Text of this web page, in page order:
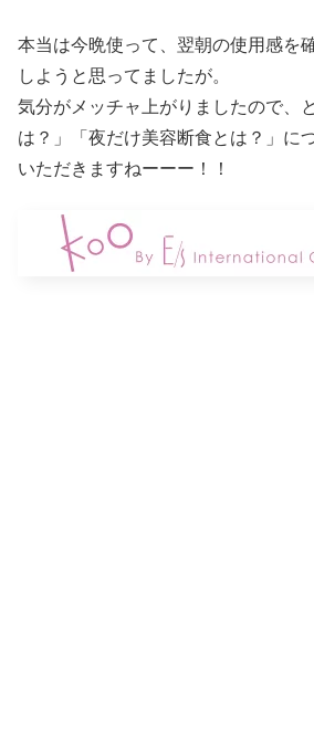
本当は今晩使って、翌朝の使用感を
しようと思ってましたが。
気分がメッチャ上がりましたので、
は？」「夜だけ美容断食とは？」に
いただきますねーーー！！